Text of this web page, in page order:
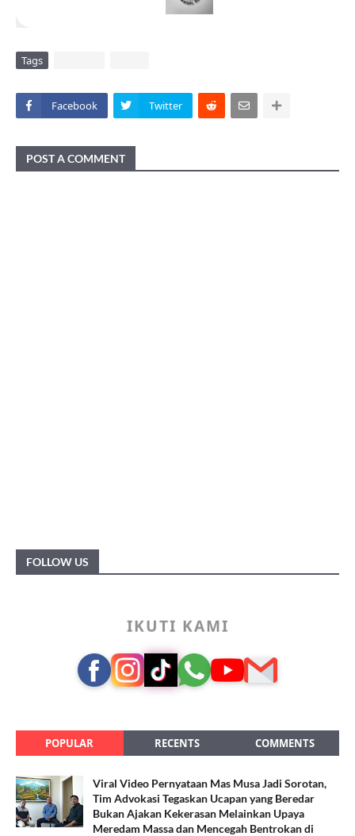
Tags
Facebook Twitter
POST A COMMENT
FOLLOW US
IKUTI KAMI
POPULAR RECENTS COMMENTS
Viral Video Pernyataan Mas Musa Jadi Sorotan,
Tim Advokasi Tegaskan Ucapan yang Beredar
Bukan Ajakan Kekerasan Melainkan Upaya
Meredam Massa dan Mencegah Bentrokan di